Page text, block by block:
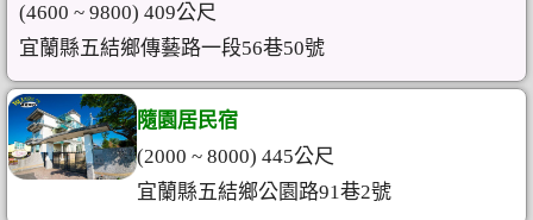
(4600 ~ 9800) 409公尺
宜蘭縣五結鄉傳藝路一段56巷50號
隨園居民宿
(2000 ~ 8000) 445公尺
宜蘭縣五結鄉公園路91巷2號